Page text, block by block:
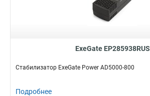
ExeGate EP285938RUS
Стабилизатор ExeGate Power AD5000-800
Подробнее